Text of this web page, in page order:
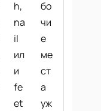
h,
na
il
ил
и
fe
et
бо
чи
е
ме
ст
а
уж